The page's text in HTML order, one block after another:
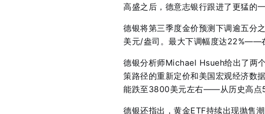
高盛之后，德意志银行跟进了更猛的一
德银将第三季度金价预测下调逾五分
美元/盎司 。最大下调幅度达22%——
德银分析师Michael Hsueh给出了两
策路径的重新定价和美国宏观经济数
能跌至3800美元左右——从历史高点
德银还指出，黄金ETF持续出现抛售